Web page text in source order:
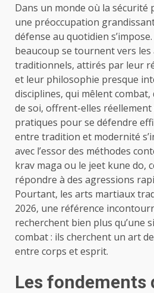
Dans un monde où la sécurité
une préoccupation
défense au quotidien
beaucoup se tournent vers
traditionnels, attirés par leur
et leur philosophie presque
disciplines, qui mêlent
de soi, offrent-elles
pratiques pour se défendre
entre tradition et modernité
avec l’essor des méthodes
krav maga ou le jeet kune do,
répondre à des agressions
Pourtant, les arts martiaux
2026, une référence
recherchent bien plus qu’une
combat : ils cherchent un art
entre corps et esprit.
Les fondements